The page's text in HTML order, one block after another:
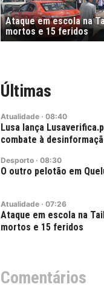
Ataque em escola na
mortos e 15 feridos
Últimas
Atualidade · 08:40
Lusa lança
combate à
Desporto · 08:30
O outro pelotão em
Atualidade · 07:26
Ataque em escola na
mortos e 15 feridos
Comentários